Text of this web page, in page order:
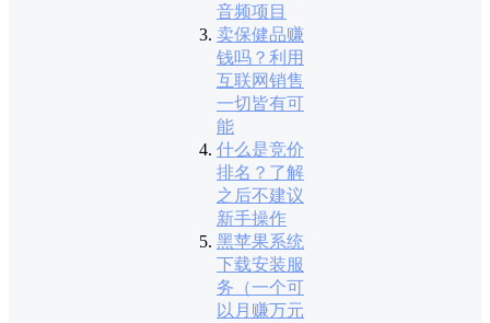
音频项目
卖保健品赚
钱吗？利用
互联网销售
一切皆有可
能
什么是竞价
排名？了解
之后不建议
新手操作
黑苹果系统
下载安装服
务（一个可
以月赚万元